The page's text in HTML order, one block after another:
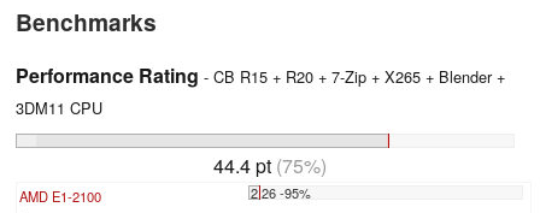
Benchmarks
Performance Rating - CB R15 + R20 + 7-Zip + X265 + Blender +
3DM11 CPU
44.4 pt (75%)
AMD E1-2100 2.26 -95%